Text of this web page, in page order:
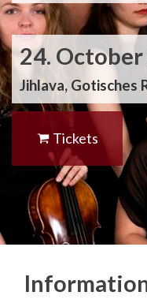
24.
Jihlava, Gotisches
Tickets